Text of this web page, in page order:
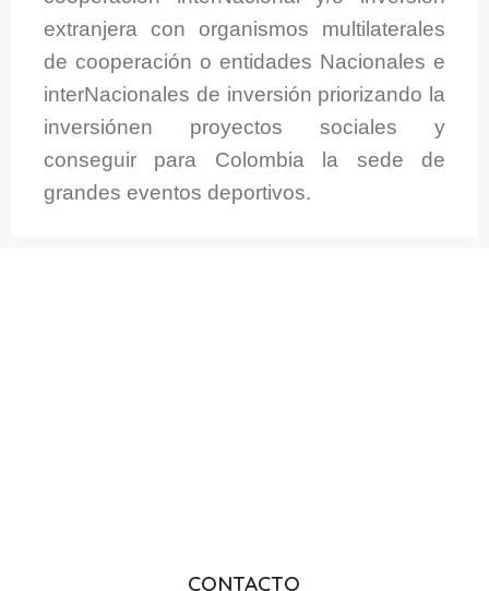
extranjera con organismos multilaterales
de cooperación o entidades Nacionales e
interNacionales de inversión priorizando la
inversiónen proyectos sociales y
conseguir para Colombia la sede de
grandes eventos deportivos.
CONTACTO